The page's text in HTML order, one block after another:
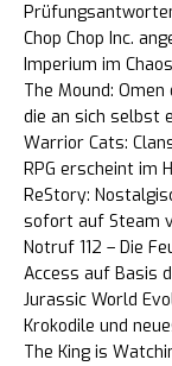
Chop Chop Inc.
Imperium im
The Mound:
die an sich selbst
Warrior Cats:
RPG erscheint im
ReStory:
sofort auf Steam
Notruf 112 – Die
Access auf Basis
Jurassic World
Krokodile und
The King is